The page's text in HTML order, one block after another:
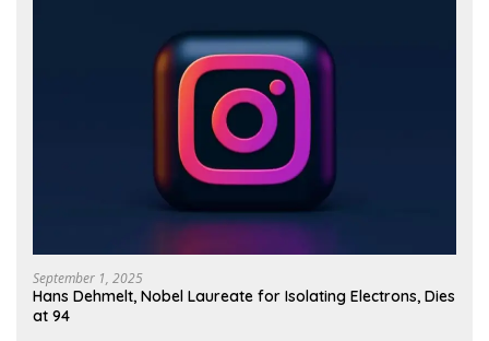
September 1, 2025
Hans Dehmelt, Nobel Laureate for Isolating Electrons, Dies
at 94